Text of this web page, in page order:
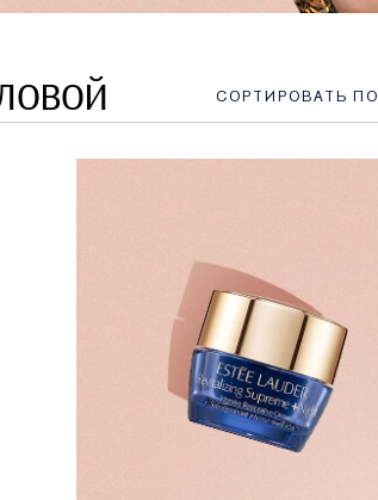
СОРТИРОВАТЬ ПО